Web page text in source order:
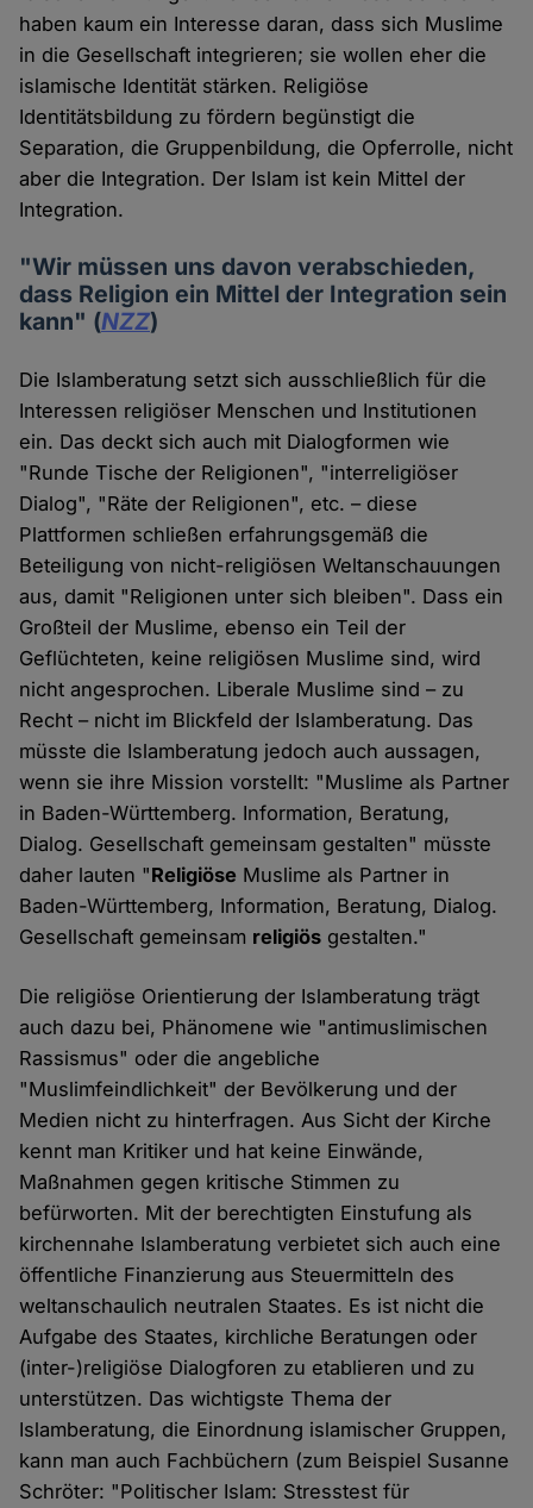
haben kaum ein Interesse daran, dass sich Muslime
in die Gesellschaft integrieren; sie wollen eher die
islamische Identität stärken. Religiöse
Identitätsbildung zu fördern begünstigt die
Separation, die Gruppenbildung, die Opferrolle, nicht
aber die Integration. Der Islam ist kein Mittel der
Integration.
"Wir müssen uns davon verabschieden,
dass Religion ein Mittel der Integration sein
kann" (NZZ)
Die Islamberatung setzt sich ausschließlich für die
Interessen religiöser Menschen und Institutionen
ein. Das deckt sich auch mit Dialogformen wie
"Runde Tische der Religionen", "interreligiöser
Dialog", "Räte der Religionen", etc. – diese
Plattformen schließen erfahrungsgemäß die
Beteiligung von nicht-religiösen Weltanschauungen
aus, damit "Religionen unter sich bleiben". Dass ein
Großteil der Muslime, ebenso ein Teil der
Geflüchteten, keine religiösen Muslime sind, wird
nicht angesprochen. Liberale Muslime sind – zu
Recht – nicht im Blickfeld der Islamberatung. Das
müsste die Islamberatung jedoch auch aussagen,
wenn sie ihre Mission vorstellt: "Muslime als Partner
in Baden-Württemberg. Information, Beratung,
Dialog. Gesellschaft gemeinsam gestalten" müsste
daher lauten "Religiöse Muslime als Partner in
Baden-Württemberg, Information, Beratung, Dialog.
Gesellschaft gemeinsam religiös gestalten."
Die religiöse Orientierung der Islamberatung trägt
auch dazu bei, Phänomene wie "antimuslimischen
Rassismus" oder die angebliche
"Muslimfeindlichkeit" der Bevölkerung und der
Medien nicht zu hinterfragen. Aus Sicht der Kirche
kennt man Kritiker und hat keine Einwände,
Maßnahmen gegen kritische Stimmen zu
befürworten. Mit der berechtigten Einstufung als
kirchennahe Islamberatung verbietet sich auch eine
öffentliche Finanzierung aus Steuermitteln des
weltanschaulich neutralen Staates. Es ist nicht die
Aufgabe des Staates, kirchliche Beratungen oder
(inter-)religiöse Dialogforen zu etablieren und zu
unterstützen. Das wichtigste Thema der
Islamberatung, die Einordnung islamischer Gruppen,
kann man auch Fachbüchern (zum Beispiel Susanne
Schröter: "Politischer Islam: Stresstest für